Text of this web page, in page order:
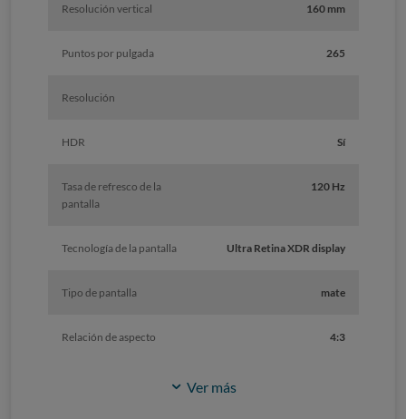
Resolución vertical 160 mm
Puntos por pulgada 265
Resolución
HDR Sí
Tasa de refresco de la
pantalla
120 Hz
Tecnología de la pantalla Ultra Retina XDR display
Tipo de pantalla mate
Relación de aspecto 4:3
Ver más